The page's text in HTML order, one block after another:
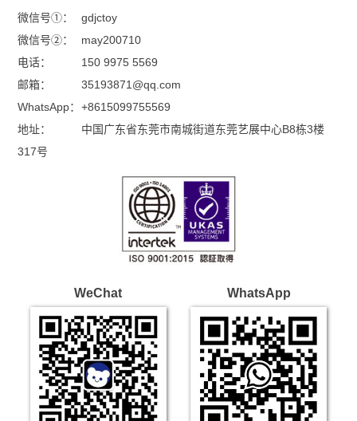
微信号①：
gdjctoy
微信号②：
may200710
电话：
150 9975 5569
邮箱：
35193871@qq.com
WhatsApp： +8615099755569
地址：
中国广东省东莞市南城街道东莞艺展中心B8栋3楼
317号
WeChat WhatsApp